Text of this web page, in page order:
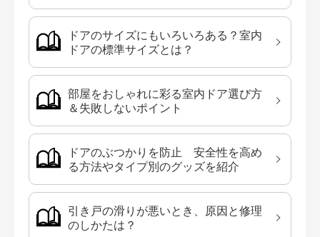
ドアのサイズにもいろいろある？室内
ドアの標準サイズとは？
部屋をおしゃれに彩る室内ドア選び方
＆失敗しないポイント
ドアのぶつかりを防止 安全性を高め
る方法やタイプ別のグッズを紹介
引き戸の滑りが悪いとき、原因と修理
のしかたは？